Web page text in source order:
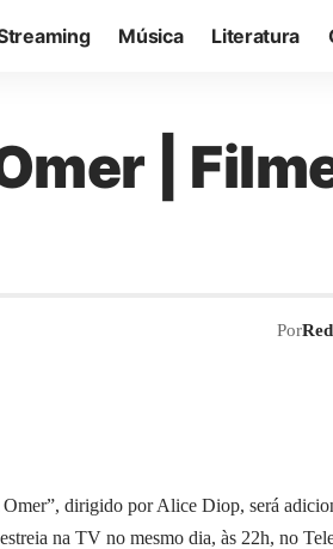
Música Literatura
|
Por
dirigido por Alice Diop, será
na TV no mesmo dia, às 22h, no